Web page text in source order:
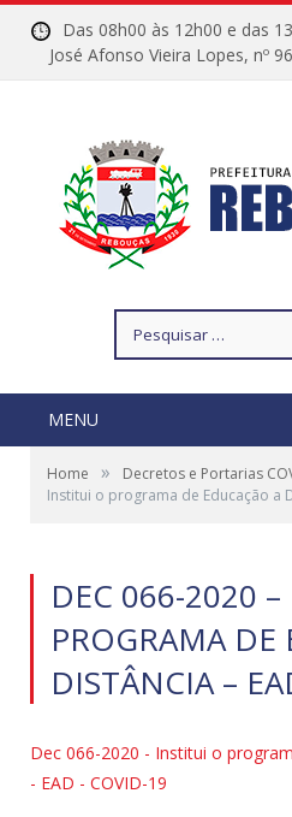
Das 08h00 às 12h00 e
José Afonso Vieira Lopes,
por:
MENU
Home » Decretos e Portarias
Institui o programa de Educação a
DEC 066-2020
PROGRAMA DE
DISTÂNCIA –
Dec 066-2020 - Institui o
- EAD - COVID-19